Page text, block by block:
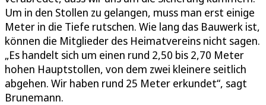
Um in den Stollen zu gelangen, muss man erst einige
Meter in die Tiefe rutschen. Wie lang das Bauwerk ist,
können die Mitglieder des Heimatvereins nicht sagen.
„Es handelt sich um einen rund 2,50 bis 2,70 Meter
hohen Hauptstollen, von dem zwei kleinere seitlich
abgehen. Wir haben rund 25 Meter erkundet“, sagt
Brunemann.